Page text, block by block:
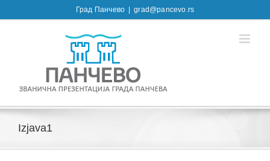
to
Град Панчево grad@pancevo.rs
Izjava1